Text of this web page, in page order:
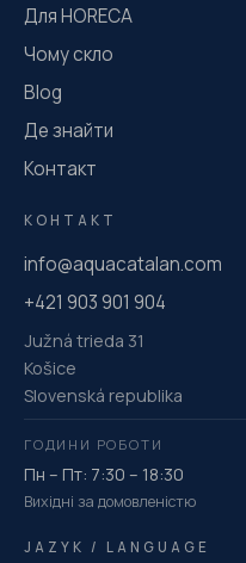
Для HORECA
Чому скло
Blog
Де знайти
Контакт
КОНТАКТ
info@aquacatalan.com
+421 903 901 904
Južná trieda 31
Košice
Slovenská republika
ГОДИНИ РОБОТИ
Пн – Пт: 7:30 – 18:30
Вихідні за домовленістю
JAZYK / LANGUAGE